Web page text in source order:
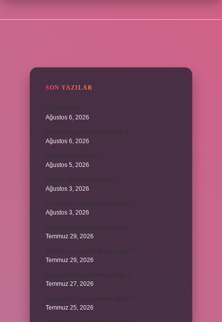
SON YAZILAR
Ağustos 6, 2026
Ağustos 6, 2026
Ağustos 5, 2026
Ağustos 3, 2026
Ağustos 3, 2026
Temmuz 29, 2026
Temmuz 29, 2026
Temmuz 27, 2026
Temmuz 25, 2026